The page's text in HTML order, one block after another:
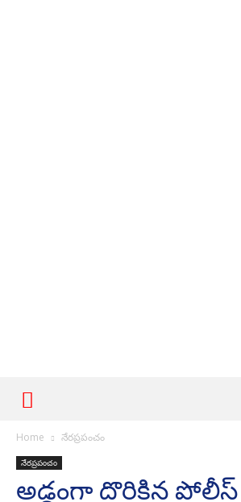
Home నేర‌ప్ర‌పంచం
నేర‌ప్ర‌పంచం
అడ్డంగా దొరికిన పోలీస్